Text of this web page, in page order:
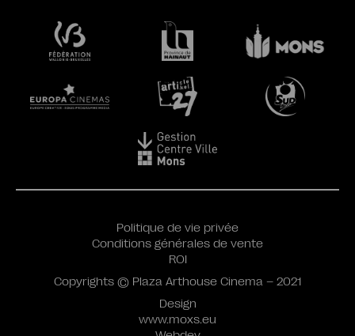
Design
www.moxs.eu
Politique de vie privée
Conditions générales de vente
ROI
Copyrights © Plaza Arthouse Cinema – 2021